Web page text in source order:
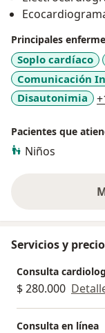
Principales
Soplo cardíaco
Comunicación
Disautonimia
Pacientes que
Niños
Servicios y
Consulta
$ 280.000
Consulta en línea